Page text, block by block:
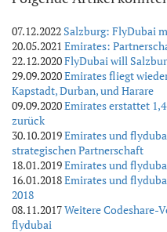
07.12.2022 Salzburg: FlyDubai
20.05.2021 Emirates:
22.12.2020FlyDubai will
29.09.2020Emirates fliegt
Kapstadt, Durban, und Harare
09.09.2020Emirates erstattet
zurück
30.10.2019Emirates und
strategischen Partnerschaft
18.01.2019Emirates und
16.01.2018Emirates und
2018
08.11.2017Weitere Codeshare-
flydubai